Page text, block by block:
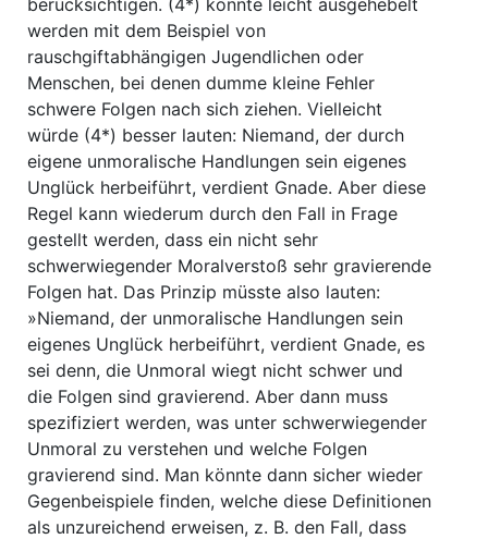
berücksichtigen. (4*) könnte leicht ausgehebelt
werden mit dem Beispiel von
rauschgiftabhängigen Jugendlichen oder
Menschen, bei denen dumme kleine Fehler
schwere Folgen nach sich ziehen. Vielleicht
würde (4*) besser lauten: Niemand, der durch
eigene unmoralische Handlungen sein eigenes
Unglück herbeiführt, verdient Gnade. Aber diese
Regel kann wiederum durch den Fall in Frage
gestellt werden, dass ein nicht sehr
schwerwiegender Moralverstoß sehr gravierende
Folgen hat. Das Prinzip müsste also lauten:
»Niemand, der unmoralische Handlungen sein
eigenes Unglück herbeiführt, verdient Gnade, es
sei denn, die Unmoral wiegt nicht schwer und
die Folgen sind gravierend. Aber dann muss
spezifiziert werden, was unter schwerwiegender
Unmoral zu verstehen und welche Folgen
gravierend sind. Man könnte dann sicher wieder
Gegenbeispiele finden, welche diese Definitionen
als unzureichend erweisen, z. B. den Fall, dass